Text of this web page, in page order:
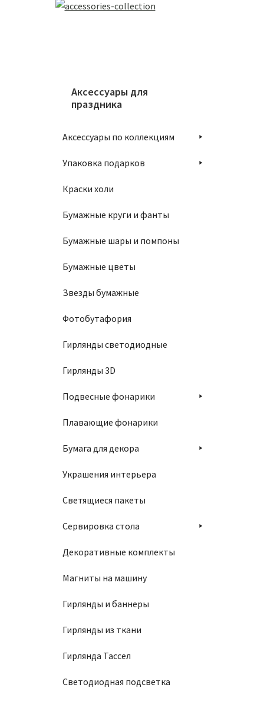
Аксессуары для
праздника
Аксессуары по коллекциям
Упаковка подарков
Краски холи
Бумажные круги и фанты
Бумажные шары и помпоны
Бумажные цветы
Звезды бумажные
Фотобутафория
Гирлянды светодиодные
Гирлянды 3D
Подвесные фонарики
Плавающие фонарики
Бумага для декора
Украшения интерьера
Светящиеся пакеты
Сервировка стола
Декоративные комплекты
Магниты на машину
Гирлянды и баннеры
Гирлянды из ткани
Гирлянда Тассел
Светодиодная подсветка